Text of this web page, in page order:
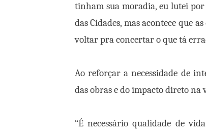
tinham sua moradia, eu lutei
das Cidades, mas acontece que
voltar pra concertar o que tá
Ao reforçar a necessidade de
das obras e do impacto direto na
“É necessário qualidade de